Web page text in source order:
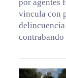
por agentes
vincula con